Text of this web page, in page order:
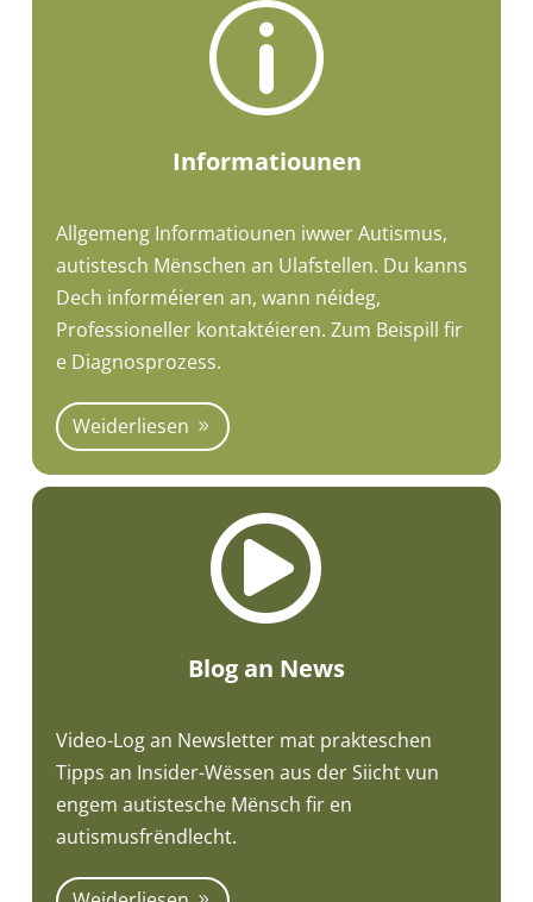
p
Informatiounen
Allgemeng Informatiounen iwwer Autismus,
autistesch Mënschen an Ulafstellen. Du kanns
Dech informéieren an, wann néideg,
Professioneller kontaktéieren. Zum Beispill fir
e Diagnosprozess.
Weiderliesen

Blog an News
Video-Log an Newsletter mat prakteschen
Tipps an Insider-Wëssen aus der Siicht vun
engem autistesche Mënsch fir en
autismusfrëndlecht.